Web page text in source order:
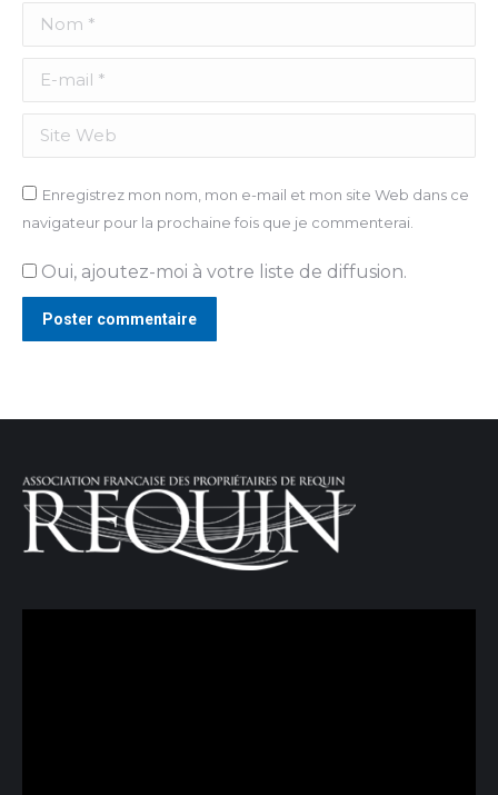
Nom *
E-mail *
Site Web
Enregistrez mon nom, mon e-mail et mon site Web dans ce
navigateur pour la prochaine fois que je commenterai.
Oui, ajoutez-moi à votre liste de diffusion.
Poster commentaire